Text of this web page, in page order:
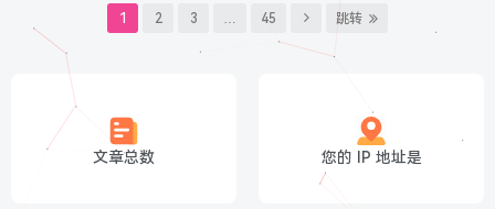
1 2 3 … 45 跳转
文章总数 您的 IP 地址是